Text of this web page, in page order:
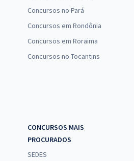
Concursos no Pará
Concursos em Rondônia
Concursos em Roraima
Concursos no Tocantins
CONCURSOS MAIS
PROCURADOS
SEDES